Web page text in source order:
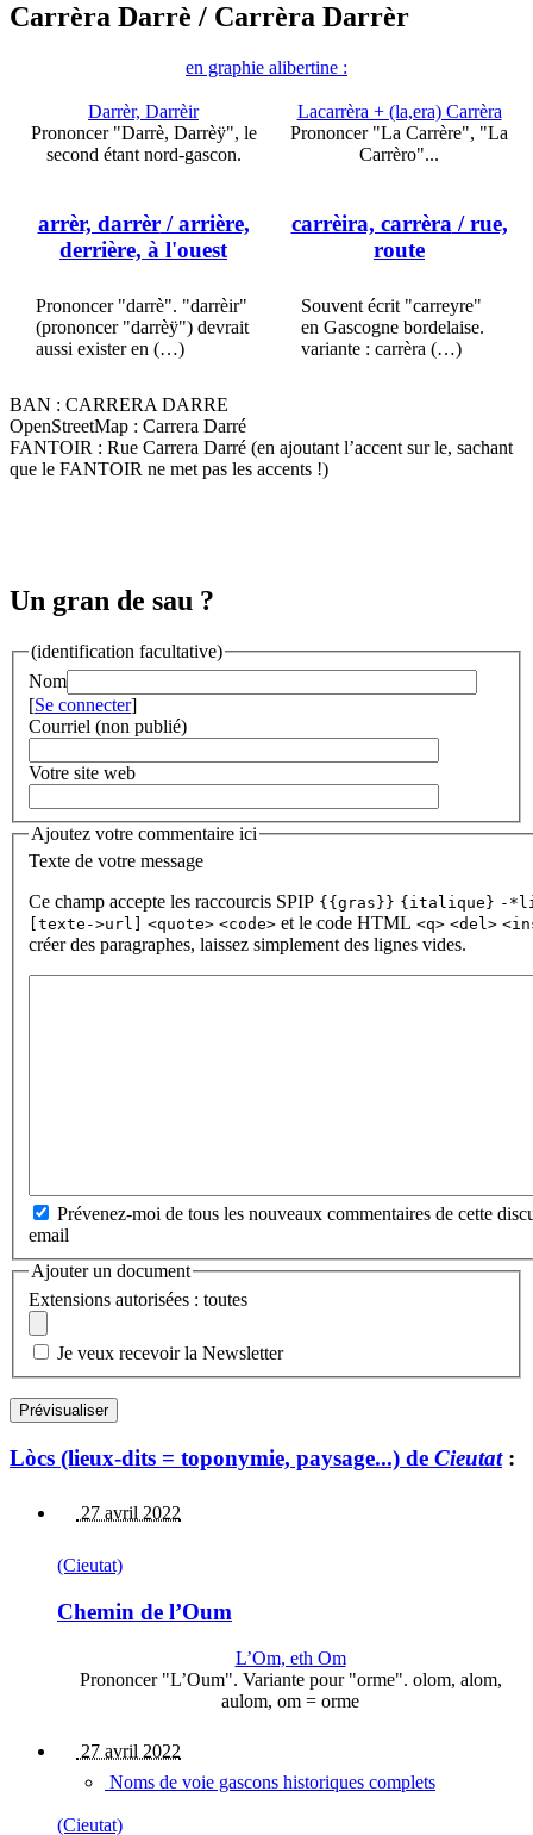
Carrèra Darrè / Carrèra Darrèr
en graphie alibertine :
Darrèr, Darrèir
Prononcer "Darrè, Darrèÿ", le
second étant nord-gascon.
arrèr, darrèr/ arrière,
derrière, à l'ouest
Prononcer "darrè". "darrèir"
(prononcer "darrèÿ") devrait
aussi exister en (…)
Lacarrèra + (la,era) Carrèra
Prononcer "La Carrère", "La
Carrèro"...
carrèira, carrèra / rue,
route
Souvent écrit "carreyre"
en Gascogne bordelaise.
variante : carrèra (…)
BAN : CARRERA DARRE
OpenStreetMap : Carrera Darré
FANTOIR : Rue Carrera Darré (en ajoutant l’accent sur le, sachant
que le FANTOIR ne met pas les accents !)
Un gran de sau ?
(identification facultative)
Nom
[Se connecter]
Courriel (non publié)
Votre site web
Ajoutez votre commentaire ici
Texte de votre message
Ce champ accepte les raccourcis SPIP {{gras}} {italique} -
[texte->url]
<quote> <code> et le code HTML <q> <del>
créer des paragraphes, laissez simplement des lignes vides.
Prévenez-moi de tous les nouveaux commentaires de cette
email
Ajouter un document
Extensions autorisées : toutes
Je veux recevoir la Newsletter
Lòcs (lieux-dits = toponymie, paysage...) de Cieutat:
27 avril 2022
(Cieutat)
Chemin de l’Oum
L’Om, eth Om
Prononcer "L’Oum". Variante pour "orme". olom, alom,
aulom, om = orme
27 avril 2022
Noms de voie gascons historiques complets
(Cieutat)